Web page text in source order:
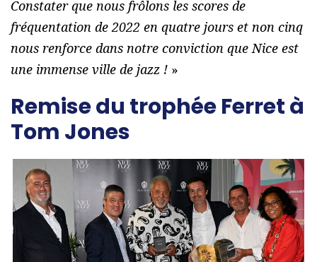
Constater que nous frôlons les scores de
fréquentation de 2022 en quatre jours et non cinq
nous renforce dans notre conviction que Nice est
une immense ville de jazz ! »
Remise du trophée Ferret à
Tom Jones